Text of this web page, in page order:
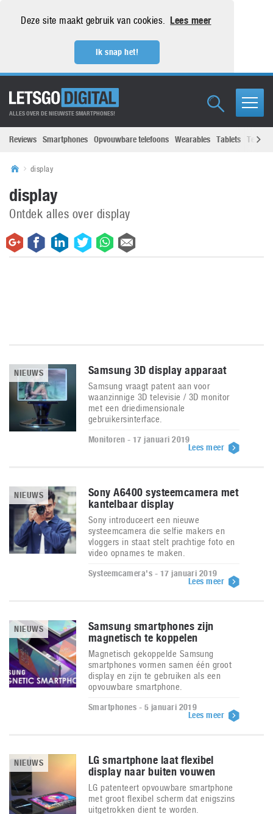
Deze site maakt gebruik van cookies. Lees meer
Ik snap het!
ALLES OVER DE NIEUWSTE SMARTPHONES!
Reviews Smartphones Opvouwbare telefoons Wearables Tablets
display
display
Ontdek alles over display
NIEUWS Samsung 3D display apparaat
Samsung vraagt patent aan voor
waanzinnige 3D televisie / 3D monitor
met een driedimensionale
gebruikersinterface.
Monitoren - 17 januari 2019
Lees meer
NIEUWS
Sony A6400 systeemcamera met
kantelbaar display
Sony introduceert een nieuwe
systeemcamera die selfie makers en
vloggers in staat stelt prachtige foto en
video opnames te maken.
Systeemcamera's - 17 januari 2019
Lees meer
NIEUWS
Samsung smartphones zijn
magnetisch te koppelen
Magnetisch gekoppelde Samsung
smartphones vormen samen één groot
display en zijn te gebruiken als een
opvouwbare smartphone.
Smartphones - 5 januari 2019
Lees meer
NIEUWS
LG smartphone laat flexibel
display naar buiten vouwen
LG patenteert opvouwbare smartphone
met groot flexibel scherm dat enigszins
uitgetrokken dient te worden.